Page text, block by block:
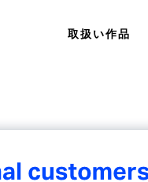
取扱い作品